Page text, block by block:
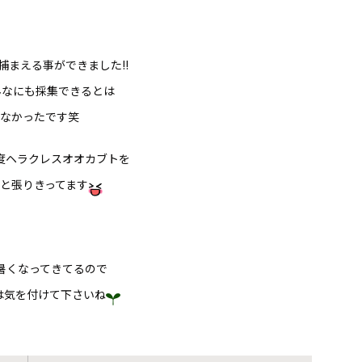
まえる事ができました!!
にも採集できるとは
かったです笑
ヘラクレスオオカブトを
張りきってます
くなってきてるので
を付けて下さいね